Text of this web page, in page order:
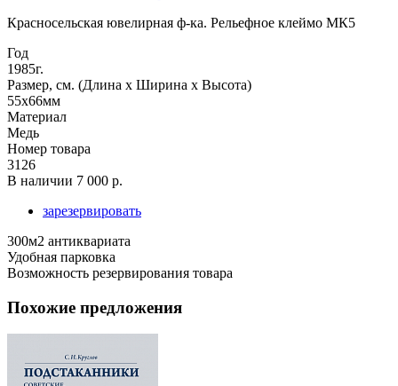
Красносельская ювелирная ф-ка. Рельефное клеймо МК5
Год
1985г.
Размер, см. (Длина х Ширина х Высота)
55х66мм
Материал
Медь
Номер товара
3126
В наличии 7 000 р.
зарезервировать
300м2 антиквариата
Удобная парковка
Возможность резервирования товара
Похожие предложения